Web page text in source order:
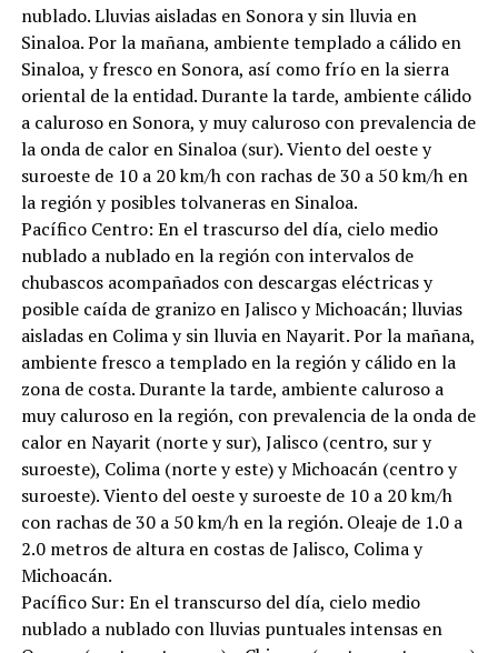
nublado. Lluvias aisladas en Sonora y sin lluvia en
Sinaloa. Por la mañana, ambiente templado a cálido en
Sinaloa, y fresco en Sonora, así como frío en la sierra
oriental de la entidad. Durante la tarde, ambiente cálido
a caluroso en Sonora, y muy caluroso con prevalencia de
la onda de calor en Sinaloa (sur). Viento del oeste y
suroeste de 10 a 20 km/h con rachas de 30 a 50 km/h en
la región y posibles tolvaneras en Sinaloa.
Pacífico Centro: En el trascurso del día, cielo medio
nublado a nublado en la región con intervalos de
chubascos acompañados con descargas eléctricas y
posible caída de granizo en Jalisco y Michoacán; lluvias
aisladas en Colima y sin lluvia en Nayarit. Por la mañana,
ambiente fresco a templado en la región y cálido en la
zona de costa. Durante la tarde, ambiente caluroso a
muy caluroso en la región, con prevalencia de la onda de
calor en Nayarit (norte y sur), Jalisco (centro, sur y
suroeste), Colima (norte y este) y Michoacán (centro y
suroeste). Viento del oeste y suroeste de 10 a 20 km/h
con rachas de 30 a 50 km/h en la región. Oleaje de 1.0 a
2.0 metros de altura en costas de Jalisco, Colima y
Michoacán.
Pacífico Sur: En el transcurso del día, cielo medio
nublado a nublado con lluvias puntuales intensas en